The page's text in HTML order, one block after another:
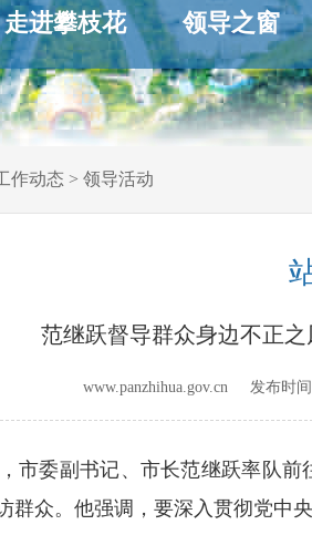
走进攀枝花 领导之窗
作动态 > 领导活动
范继跃督导群众身边不正
www.panzhihua.gov.cn 发布时
委副书记、市长范继跃率队前
群众。他强调，要深入贯彻党中